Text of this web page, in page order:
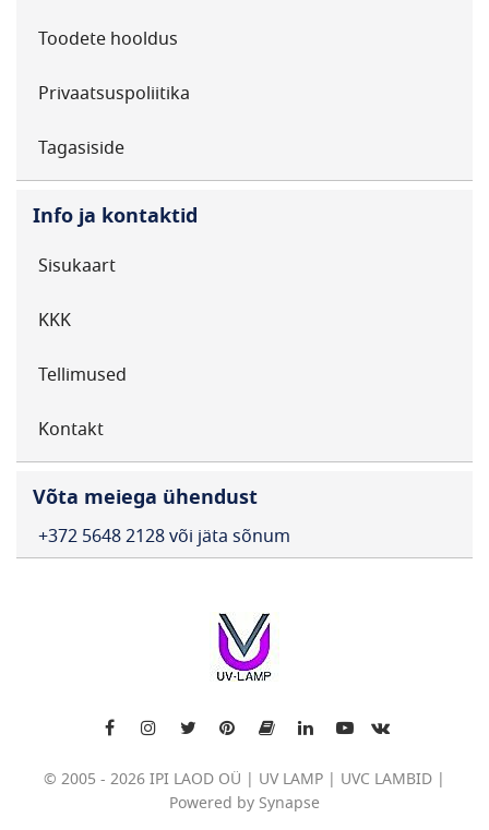
Toodete hooldus
Privaatsuspoliitika
Tagasiside
Info ja kontaktid
Sisukaart
KKK
Tellimused
Kontakt
Võta meiega ühendust
+372 5648 2128 või jäta sõnum
© 2005 - 2026 IPI LAOD OÜ | UV LAMP | UVC LAMBID |
Powered by Synapse